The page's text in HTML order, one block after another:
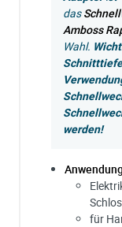
das
Amboss
Wahl.
werden!
für